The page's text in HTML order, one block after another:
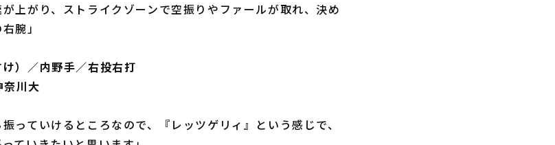
が上がり、ストライクゾーンで空振りやファールが取れ、決め
腕」
）／内野手／右投右打
川大
っていけるところなので、『レッツゲリィ』という感じで、